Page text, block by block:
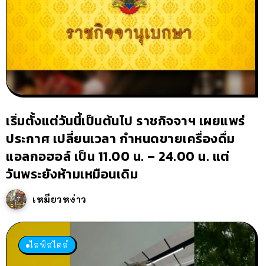
เริ่มตั้งแต่วันนี้เป็นต้นไป ราชกิจจาฯ เผยแพร่
ประกาศ เปลี่ยนเวลา กำหนดขายเครื่องดื่ม
แอลกอฮอล์ เป็น 11.00 น. – 24.00 น. แต่
วันพระยังห้ามเหมือนเดิม
เหมียวหง่าว
ไลฟ์สไตล์